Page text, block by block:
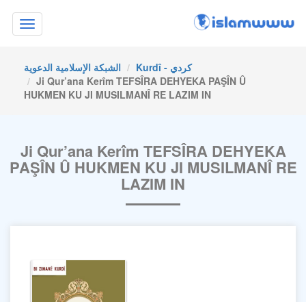
Toggle
navigation
الشبكة الإسلامية الدعوية
Kurdî - كردي
Ji Qur’ana Kerîm TEFSÎRA DEHYEKA PAŞÎN Û
HUKMEN KU JI MUSILMANÎ RE LAZIM IN
Ji Qur’ana Kerîm TEFSÎRA DEHYEKA
PAŞÎN Û HUKMEN KU JI MUSILMANÎ RE
LAZIM IN